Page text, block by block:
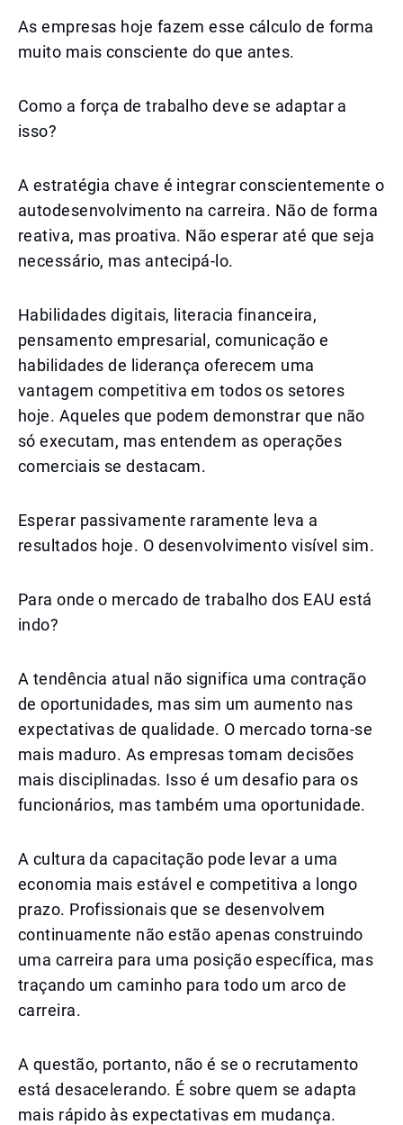
As empresas hoje fazem esse cálculo de forma
muito mais consciente do que antes.
Como a força de trabalho deve se adaptar a
isso?
A estratégia chave é integrar conscientemente o
autodesenvolvimento na carreira. Não de forma
reativa, mas proativa. Não esperar até que seja
necessário, mas antecipá-lo.
Habilidades digitais, literacia financeira,
pensamento empresarial, comunicação e
habilidades de liderança oferecem uma
vantagem competitiva em todos os setores
hoje. Aqueles que podem demonstrar que não
só executam, mas entendem as operações
comerciais se destacam.
Esperar passivamente raramente leva a
resultados hoje. O desenvolvimento visível sim.
Para onde o mercado de trabalho dos EAU está
indo?
A tendência atual não significa uma contração
de oportunidades, mas sim um aumento nas
expectativas de qualidade. O mercado torna-se
mais maduro. As empresas tomam decisões
mais disciplinadas. Isso é um desafio para os
funcionários, mas também uma oportunidade.
A cultura da capacitação pode levar a uma
economia mais estável e competitiva a longo
prazo. Profissionais que se desenvolvem
continuamente não estão apenas construindo
uma carreira para uma posição específica, mas
traçando um caminho para todo um arco de
carreira.
A questão, portanto, não é se o recrutamento
está desacelerando. É sobre quem se adapta
mais rápido às expectativas em mudança.